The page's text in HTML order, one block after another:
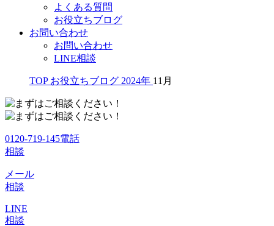
よくある質問
お役立ちブログ
お問い合わせ
お問い合わせ
LINE相談
TOP お役立ちブログ 2024年 11月
0120-719-145電話
相談
メール
相談
LINE
相談